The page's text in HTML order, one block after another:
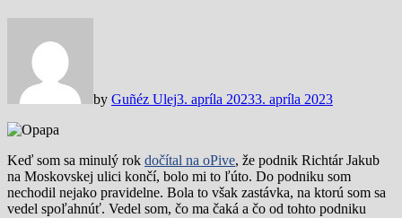
by Guñéz Ulej3. apríla 20233. apríla 2023
Keď som sa minulý rok dočítal na oPive, že podnik Richtár Jakub
na Moskovskej ulici končí, bolo mi to ľúto. Do podniku som
nechodil nejako pravidelne. Bola to však zastávka, na ktorú som sa
vedel spoľahnúť. Vedel som, čo ma čaká a čo od tohto podniku